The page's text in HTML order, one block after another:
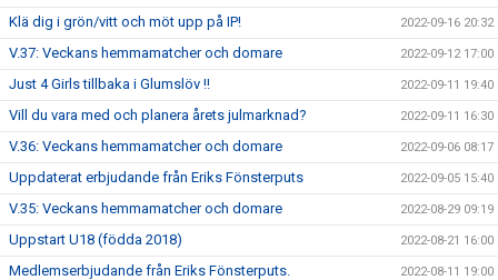
Klä dig i grön/vitt och möt upp på IP! 2022-09-16 20:32
V.37: Veckans hemmamatcher och domare 2022-09-12 17:00
Just 4 Girls tillbaka i Glumslöv !! 2022-09-11 19:40
Vill du vara med och planera årets julmarknad? 2022-09-11 16:30
V.36: Veckans hemmamatcher och domare 2022-09-06 08:17
Uppdaterat erbjudande från Eriks Fönsterputs 2022-09-05 15:40
V.35: Veckans hemmamatcher och domare 2022-08-29 09:19
Uppstart U18 (födda 2018) 2022-08-21 16:00
Medlemserbjudande från Eriks Fönsterputs. 2022-08-11 19:00